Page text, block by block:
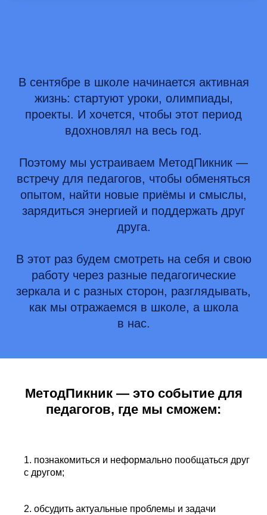
В сентябре в школе начинается активная
жизнь: стартуют уроки, олимпиады,
проекты. И хочется, чтобы этот период
вдохновлял на весь год.
Поэтому мы устраиваем МетодПикник —
встречу для педагогов, чтобы обменяться
опытом, найти новые приёмы и смыслы,
зарядиться энергией и поддержать друг
друга.
В этот раз будем смотреть на себя и свою
работу через разные педагогические
зеркала и с разных сторон, разглядывать,
как мы отражаемся в школе, а школа
в нас.
МетодПикник — это событие для
педагогов, где мы сможем:
1. познакомиться и неформально пообщаться друг
с другом;
2. обсудить актуальные проблемы и задачи